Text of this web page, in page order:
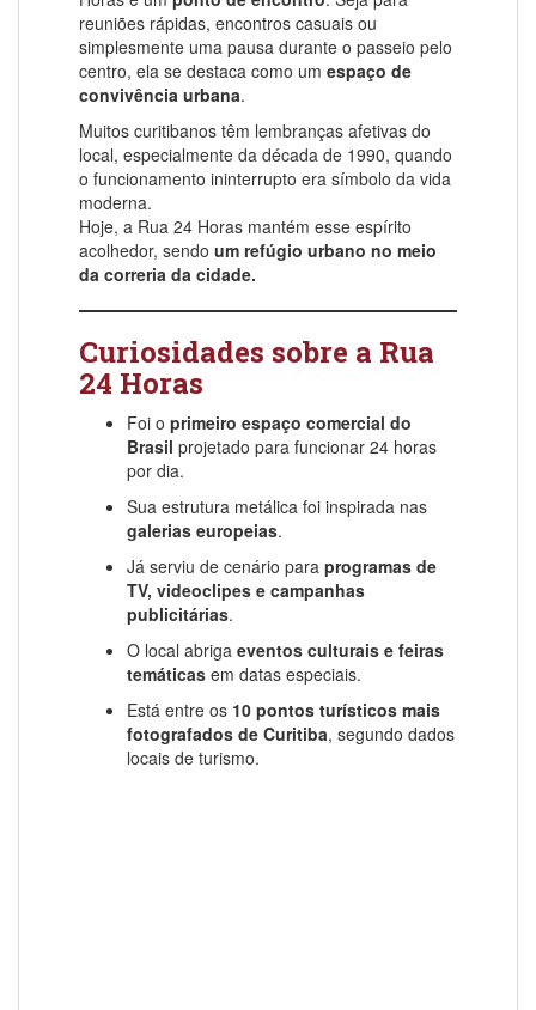
reuniões rápidas, encontros casuais ou
simplesmente uma pausa durante o passeio pelo
centro, ela se destaca como um espaço de
convivência urbana.
Muitos curitibanos têm lembranças afetivas do
local, especialmente da década de 1990, quando
o funcionamento ininterrupto era símbolo da vida
moderna.
Hoje, a Rua 24 Horas mantém esse espírito
acolhedor, sendo um refúgio urbano no meio
da correria da cidade.
Curiosidades sobre a Rua
24 Horas
Foi o primeiro espaço comercial do
Brasil projetado para funcionar 24 horas
por dia.
Sua estrutura metálica foi inspirada nas
galerias europeias.
Já serviu de cenário para programas de
TV, videoclipes e campanhas
publicitárias.
O local abriga eventos culturais e feiras
temáticas em datas especiais.
Está entre os 10 pontos turísticos mais
fotografados de Curitiba, segundo dados
locais de turismo.